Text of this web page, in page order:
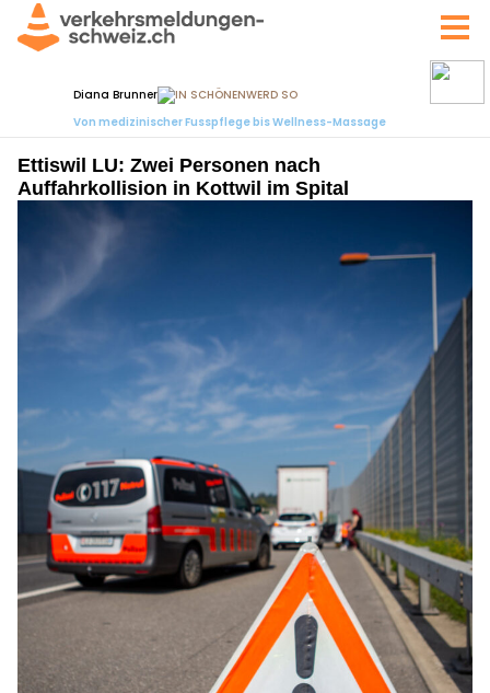
Ettiswil LU: Zwei Personen nach
Auffahrkollision in Kottwil im Spital